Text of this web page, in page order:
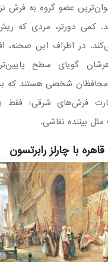
عضو گروه به فرش
کمی دورتر، مردی که
در اطراف این صحنه،
گویای سطح
محافظان شخصی هستند که
فرش‌های شرقی؛ فقط
بیننده نقاشی.
با چارلز رابرتسون